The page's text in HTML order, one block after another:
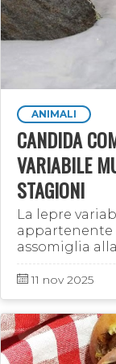
ANIMALI
CANDIDA
VARIABILE
STAGIONI
La lepre
appartenente
assomiglia
pur avendo
confuse tra di
11 nov 2025